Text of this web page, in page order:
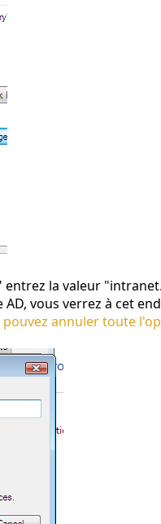
la valeur
vous verrez à cet
pouvez annuler toute